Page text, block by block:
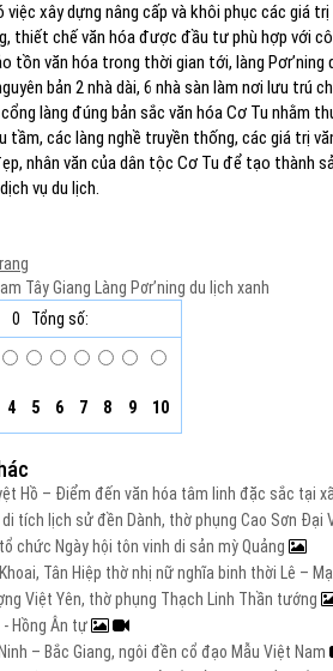
việc xây dựng nâng cấp và khôi phục các giá
thiết chế văn hóa được đầu tư phù hợp với
tồn văn hóa trong thời gian tới, làng
bản 2 nhà dài, 6 nhà sàn làm nơi lưu
làng đúng bản sắc văn hóa Cơ Tu nhằm
tầm, các làng nghề truyền thống, các giá trị
nhân văn của dân tộc Cơ Tu để tạo thành
vụ du lịch.
Tây Giang Làng Pơr’ning du lịch xanh
0
Tổng số:
4 5 6 7 8 9 10
Hồ – Điểm đến văn hóa tâm linh đặc sắc tại
tích lịch sử đền Dành, thờ phụng Cao Sơn Đại
chức Ngày hội tôn vinh di sản mỳ Quảng
Tân Hiệp thờ nhị nữ nghĩa binh thời Lê –
Việt Yên, thờ phụng Thạch Linh Thần tướng
- Hồng Ân tự
– Bắc Giang, ngôi đền cổ đạo Mẫu Việt Nam